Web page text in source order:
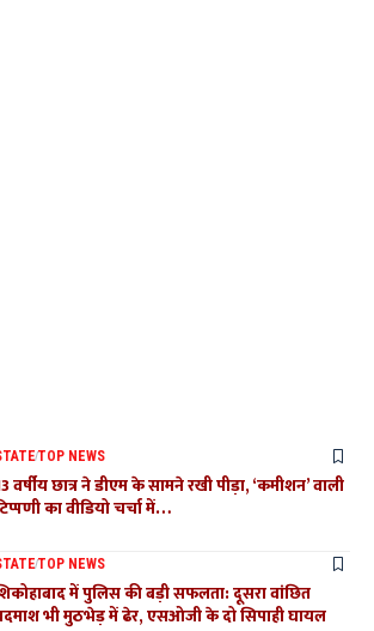
TOP NEWS
वर्षीय छात्र ने डीएम के सामने रखी पीड़ा, ‘कमीशन’ वाली
का वीडियो चर्चा में…
TOP NEWS
में पुलिस की बड़ी सफलता: दूसरा वांछित
भी मुठभेड़ में ढेर, एसओजी के दो सिपाही घायल